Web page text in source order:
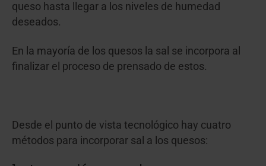
queso hasta llegar a los niveles de humedad
deseados.
En la mayoría de los quesos la sal se incorpora al
finalizar el proceso de prensado de estos.
Desde el punto de vista tecnológico hay cuatro
métodos para incorporar sal a los quesos: